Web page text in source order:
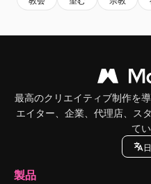
最高のクリエイティブ制作を
エイター、企業、代理店、ス
て
製品